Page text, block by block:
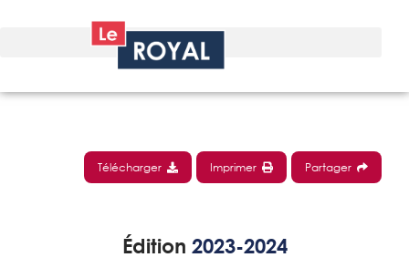
Télécharger Imprimer Partager
Édition 2023-2024